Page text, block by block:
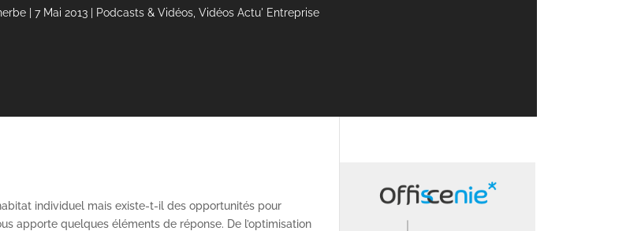
| 7 Mai 2013| Podcasts & Vidéos, Vidéos Actu' Entreprise
individuel mais existe-t-il des opportunités pour
apporte quelques éléments de réponse. De l’optimisation